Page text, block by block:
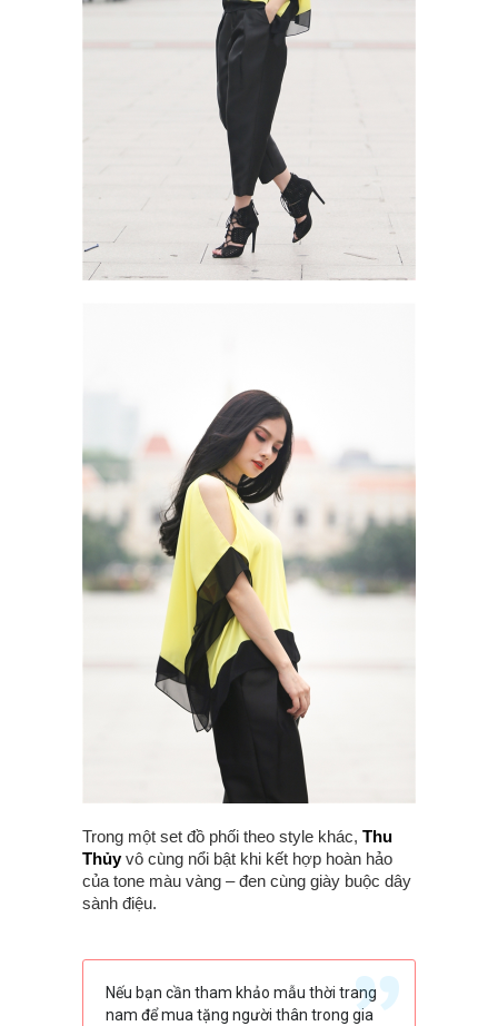
Trong một set đồ phối theo style khác, Thu
Thủyvô cùng nổi bật khi kết hợp hoàn hảo
của tone màu vàng – đen cùng giày buộc dây
sành điệu.
Nếu bạn cần tham khảo mẫu thời trang
nam để mua tặng người thân trong gia